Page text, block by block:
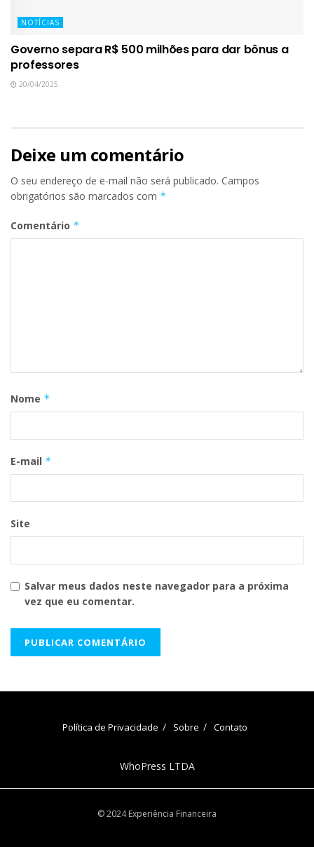
NOTÍCIAS
Governo separa R$ 500 milhões para dar bônus a
professores
20/04/2025
Deixe um comentário
O seu endereço de e-mail não será publicado. Campos
obrigatórios são marcados com *
Comentário *
Nome *
E-mail *
Site
Salvar meus dados neste navegador para a próxima
vez que eu comentar.
Política de Privacidade Sobre Contato
WhoPress LTDA
© 2024 Experiência Financeira